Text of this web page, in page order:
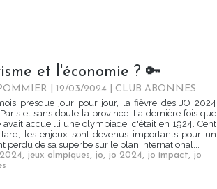
et l'économie ? 🔑
| 19/03/2024
CLUB ABONNES
presque jour pour jour, la fièvre des JO 2024
et sans doute la province. La dernière fois que
avait accueilli une olympiade, c'était en 1924. Cent
les enjeux sont devenus importants pour un
perdu de sa superbe sur le plan international...
, jeux olmpiques, jo, jo 2024, jo impact, jo